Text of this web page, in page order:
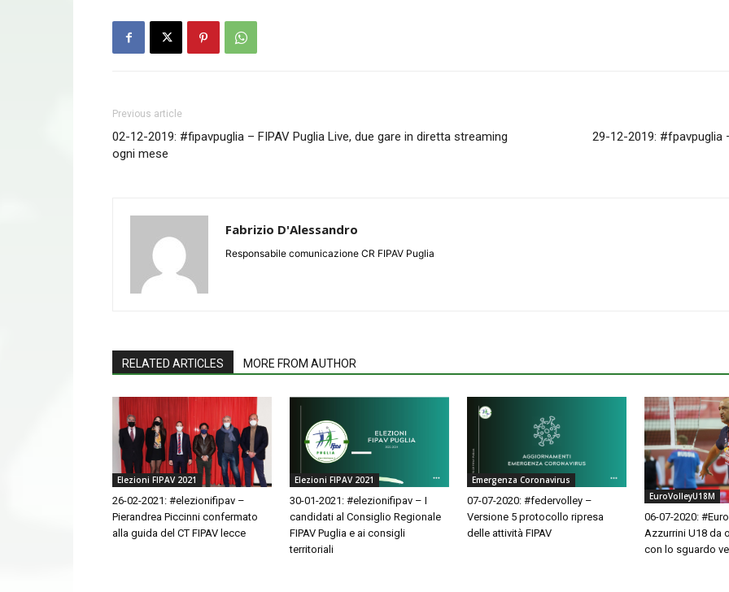
Previous article
02-12-2019: #fipavpuglia – FIPAV Puglia Live, due gare in diretta streaming
ogni mese
29-12-2019: #fpavpuglia
Fabrizio D'Alessandro
Responsabile comunicazione CR FIPAV Puglia
RELATED ARTICLES MORE FROM AUTHOR
Elezioni FIPAV 2021
26-02-2021: #elezionifipav –
Pierandrea Piccinni confermato
alla guida del CT FIPAV lecce
Elezioni FIPAV 2021
30-01-2021: #elezionifipav – I
candidati al Consiglio Regionale
FIPAV Puglia e ai consigli
territoriali
Emergenza Coronavirus
07-07-2020: #federvolley –
Versione 5 protocollo ripresa
delle attività FIPAV
EuroVolleyU18M
06-07-2020:
Azzurrini U18 da
con lo sguardo